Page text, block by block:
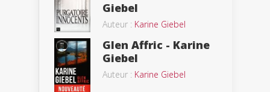
Giebel
Auteur : Karine Giebel
Glen Affric - Karine
Giebel
Auteur : Karine Giebel